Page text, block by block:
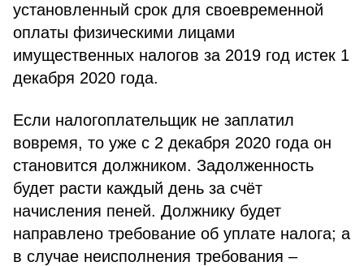
установленный срок для своевременной
оплаты физическими лицами
имущественных налогов за 2019 год истек 1
декабря 2020 года.
Если налогоплательщик не заплатил
вовремя, то уже с 2 декабря 2020 года он
становится должником. Задолженность
будет расти каждый день за счёт
начисления пеней. Должнику будет
направлено требование об уплате налога; а
в случае неисполнения требования –